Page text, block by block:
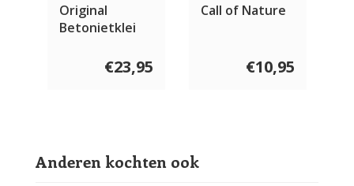
Original
Betonietklei
€23,95
Call of Nature
€10,95
Anderen kochten ook